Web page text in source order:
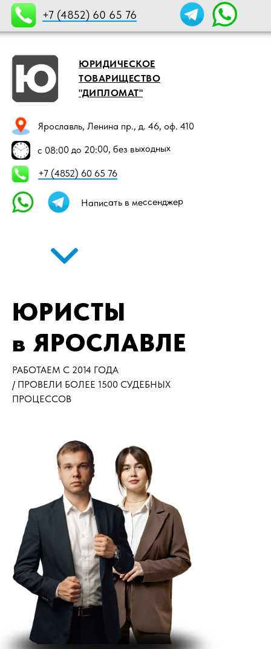
ЮРИДИЧЕСКОЕ
ТОВАРИЩЕСТВО
"ДИПЛОМАТ"
Ярославль, Ленина пр., д. 46, оф. 410
с 08:00 до 20:00, без выходных
+7 (4852) 60 65 76
Написать в мессенджер
+7 (4852) 60 65 76
ЮРИСТЫ
в ЯРОСЛАВЛЕ
РАБОТАЕМ С 2014 ГОДА
/ ПРОВЕЛИ БОЛЕЕ 1500 СУДЕБНЫХ
ПРОЦЕССОВ